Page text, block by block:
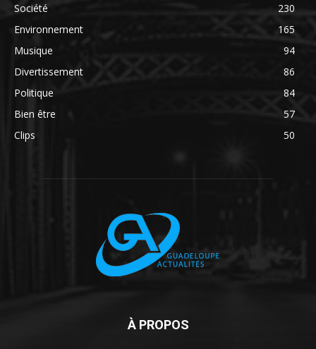
Société
230
Environnement
165
Musique
94
Divertissement
86
Politique
84
Bien être
57
Clips
50
À PROPOS